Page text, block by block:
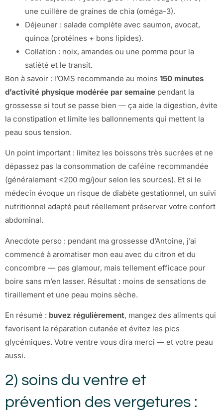
une cuillère de graines de chia (oméga-3).
Déjeuner : salade complète avec saumon, avocat,
quinoa (protéines + bons lipides).
Collation : noix, amandes ou une pomme pour la
satiété et le transit.
Bon à savoir : l’OMS recommande au moins 150 minutes
d’activité physique modérée par semaine pendant la
grossesse si tout se passe bien — ça aide la digestion, évite
la constipation et limite les ballonnements qui mettent la
peau sous tension.
Un point important : limitez les boissons très sucrées et ne
dépassez pas la consommation de caféine recommandée
(généralement <200 mg/jour selon les sources). Et si le
médecin évoque un risque de diabète gestationnel, un suivi
nutritionnel adapté peut réellement préserver votre confort
abdominal.
Anecdote perso : pendant ma grossesse d’Antoine, j’ai
commencé à aromatiser mon eau avec du citron et du
concombre — pas glamour, mais tellement efficace pour
boire sans m’en lasser. Résultat : moins de sensations de
tiraillement et une peau moins sèche.
En résumé : buvez régulièrement, mangez des aliments qui
favorisent la réparation cutanée et évitez les pics
glycémiques. Votre ventre vous dira merci — et votre peau
aussi.
2) soins du ventre et
prévention des vergetures :